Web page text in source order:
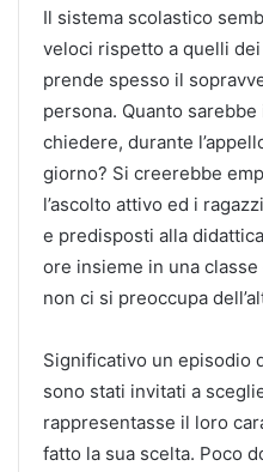
Il sistema scolastico
veloci rispetto a quelli
prende spesso il
persona. Quanto
chiedere, durante
giorno? Si creerebbe
l’ascolto attivo ed i
e predisposti alla
ore insieme in una
non ci si preoccupa
Significativo un episodio
sono stati invitati a
rappresentasse il loro
fatto la sua scelta. Poco